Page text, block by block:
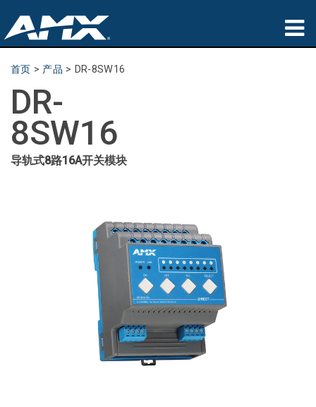
产品
应用领域
Partners
哪里购买
首页 > 产品 > DR-8SW16
DR-
8SW16
导轨式8路16A开关模块